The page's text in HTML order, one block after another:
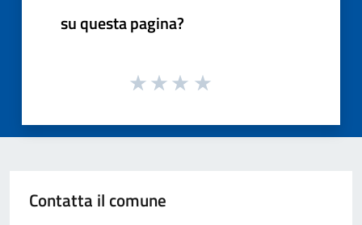
su questa pagina?
Contatta il comune